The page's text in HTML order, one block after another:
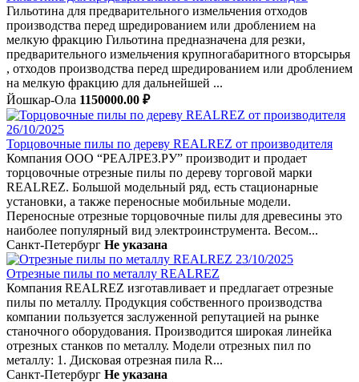
Гильотина для предварительного измельчения отходов
производства перед шредированием или дроблением на
мелкую фракцию Гильотина предназначена для резки,
предварительного измельчения крупногабаритного вторсырья
, отходов производства перед шредированием или дроблением
на мелкую фракцию для дальнейшей ...
Йошкар-Ола 1150000.00 ₽
26/10/2025
Торцовочные пилы по дереву REALREZ от производителя
Компания ООО “РЕАЛРЕЗ.РУ” производит и продает
торцовочные отрезные пилы по дереву торговой марки
REALREZ. Большой модельный ряд, есть стационарные
установки, а также переносные мобильные модели.
Переносные отрезные торцовочные пилы для древесины это
наиболее популярный вид электроинструмента. Весом...
Санкт-Петербург Не указана
23/10/2025
Отрезные пилы по металлу REALREZ
Компания REALREZ изготавливает и предлагает отрезные
пилы по металлу. Продукция собственного производства
компании пользуется заслуженной репутацией на рынке
станочного оборудования. Производится широкая линейка
отрезных станков по металлу. Модели отрезных пил по
металлу: 1. Дисковая отрезная пила R...
Санкт-Петербург Не указана